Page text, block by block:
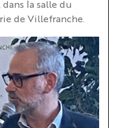
la salle du
de Villefranche.